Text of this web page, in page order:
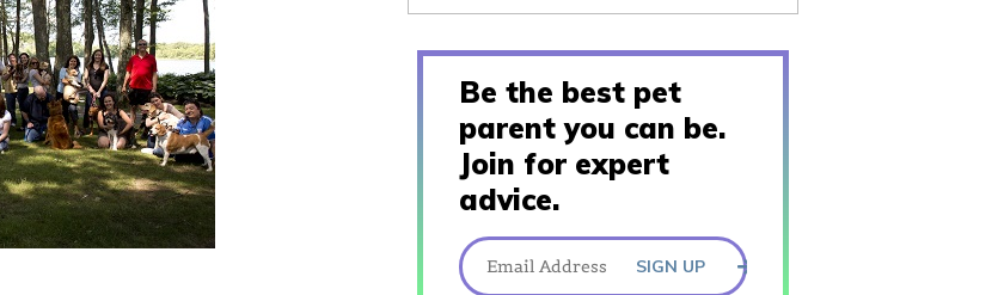
Be the best pet
parent you can be.
Join for expert
advice.
SIGN UP